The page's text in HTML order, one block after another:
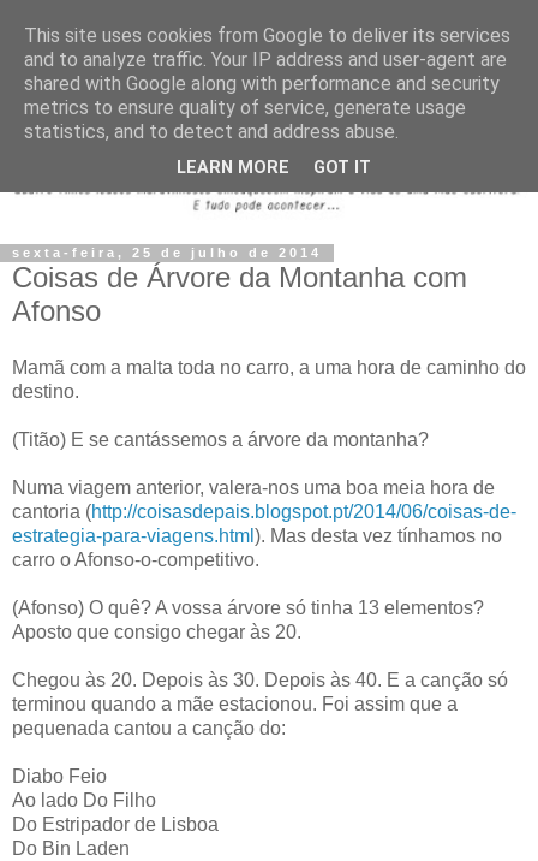
sexta-feira, 25 de julho de 2014
Coisas de Árvore da Montanha com
Afonso
Mamã com a malta toda no carro, a uma hora de caminho do
destino.
(Titão) E se cantássemos a árvore da montanha?
Numa viagem anterior, valera-nos uma boa meia hora de
cantoria (http://coisasdepais.blogspot.pt/2014/06/coisas-de-
estrategia-para-viagens.html ). Mas desta vez tínhamos no
carro o Afonso-o-competitivo.
(Afonso) O quê? A vossa árvore só tinha 13 elementos?
Aposto que consigo chegar às 20.
Chegou às 20. Depois às 30. Depois às 40. E a canção só
terminou quando a mãe estacionou. Foi assim que a
pequenada cantou a canção do:
Diabo Feio
Ao lado Do Filho
Do Estripador de Lisboa
Do Bin Laden
This site uses cookies from Google to deliver its services
and to analyze traffic. Your IP address and user-agent are
shared with Google along with performance and security
metrics to ensure quality of service, generate usage
statistics, and to detect and address abuse.
LEARN MORE GOT IT